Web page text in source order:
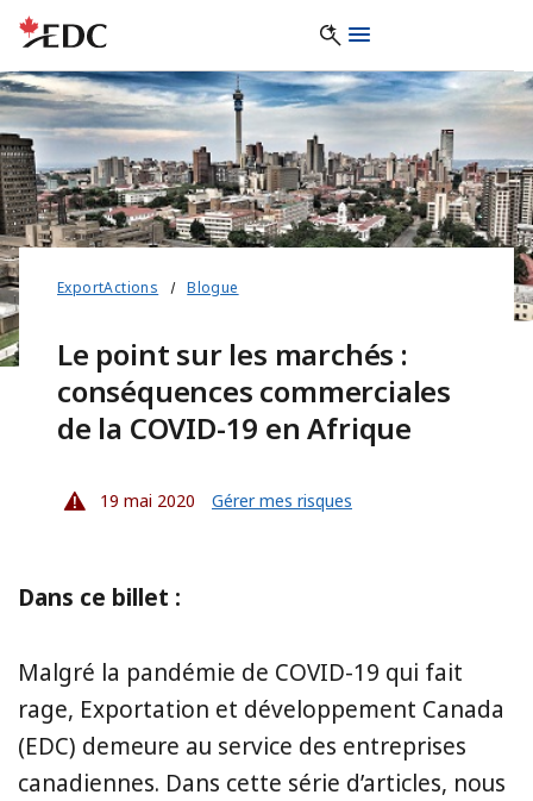
ExportActions Blogue
Le point sur les marchés :
conséquences commerciales
de la COVID-19 en Afrique
19 mai 2020 Gérer mes risques
Dans ce billet :
Malgré la pandémie de COVID-19 qui fait
rage, Exportation et développement Canada
(EDC) demeure au service des entreprises
canadiennes. Dans cette série d’articles, nous